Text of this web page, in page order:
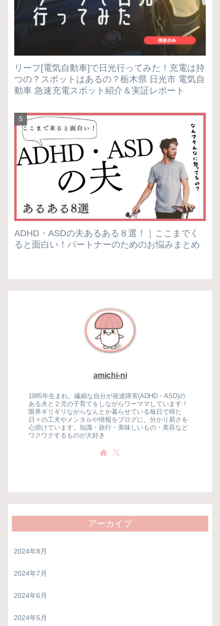
リーフ[電気自動車]で日光行ってみた！充電は持
つの？スポットはあるの？栃木県 日光市 電気自
動車 急速充電スポット紹介＆実証レポート
ADHD・ASDの夫あるある８選！｜ここまでく
ると面白い！パートナーのためのお悩みまとめ
amichi-ni
1985年生まれ。繊細な自分が発達障害(ADHD・ASD)の
ある夫と２児の子育てをしながらワーママしています！
限界ギリギリながらなんとか暮らせている毎日で得た
日々の工夫やメンタルや情報をブログに。分かり易さを
心掛けています。知識・旅行・美味しいもの・美容など
ワクワクするものが大好き
アーカイブ
2024年8月
2024年7月
2024年6月
2024年5月